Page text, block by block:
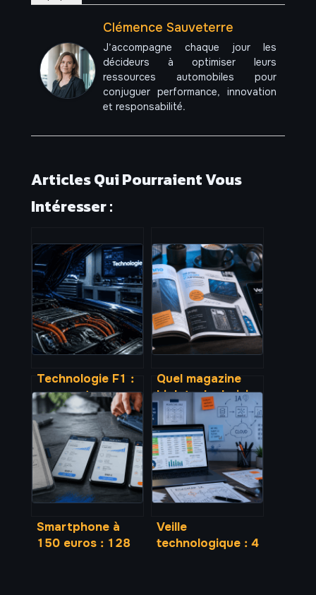
Clémence Sauveterre
J’accompagne chaque jour les
décideurs à optimiser leurs
ressources automobiles pour
conjuguer performance, innovation
et responsabilité.
Articles Qui Pourraient Vous
Intéresser :
Technologie F1 :
comment
l’hybridation,
l’aérodynamique
et les matériaux
transforment
votre voiture
Quel magazine
high tech choisir :
tests,
abonnements et
critères pour une
veille
technologique
efficace
Smartphone à
150 euros : 128
Veille
technologique : 4